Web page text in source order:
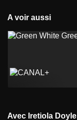
A voir aussi
Avec Iretiola Doyle